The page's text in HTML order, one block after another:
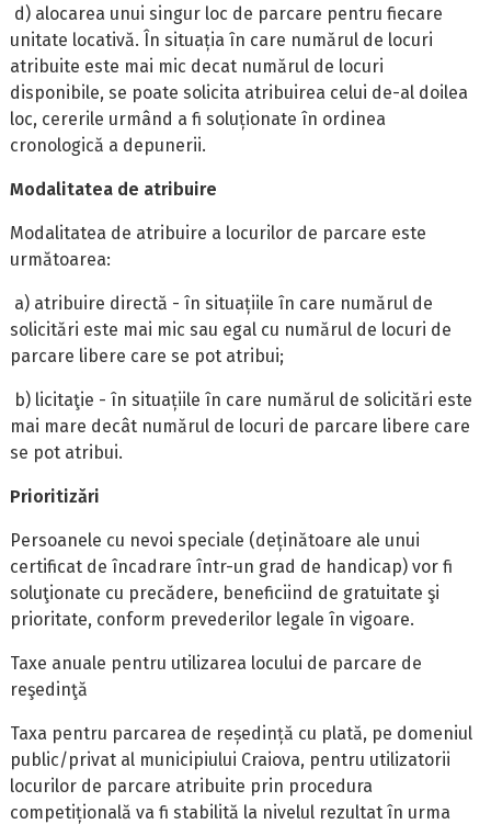
d) alocarea unui singur loc de parcare pentru fiecare
unitate locativă. În situația în care numărul de locuri
atribuite este mai mic decat numărul de locuri
disponibile, se poate solicita atribuirea celui de-al doilea
loc, cererile urmând a fi soluționate în ordinea
cronologică a depunerii.
Modalitatea de atribuire
Modalitatea de atribuire a locurilor de parcare este
următoarea:
a) atribuire directă - în situațiile în care numărul de
solicitări este mai mic sau egal cu numărul de locuri de
parcare libere care se pot atribui;
b) licitaţie - în situațiile în care numărul de solicitări este
mai mare decât numărul de locuri de parcare libere care
se pot atribui.
Prioritizări
Persoanele cu nevoi speciale (deținătoare ale unui
certificat de încadrare într-un grad de handicap) vor fi
soluţionate cu precădere, beneficiind de gratuitate şi
prioritate, conform prevederilor legale în vigoare.
Taxe anuale pentru utilizarea locului de parcare de
reşedinţă
Taxa pentru parcarea de reședință cu plată, pe domeniul
public/privat al municipiului Craiova, pentru utilizatorii
locurilor de parcare atribuite prin procedura
competițională va fi stabilită la nivelul rezultat în urma